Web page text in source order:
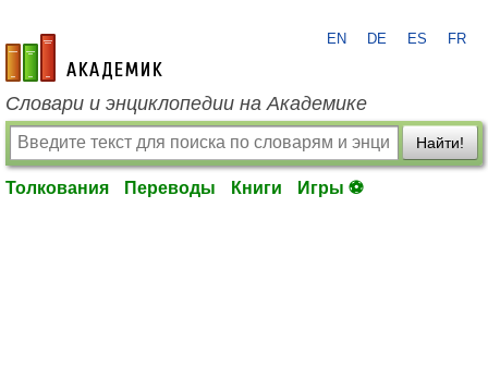
academic.ru
EN DE ES FR
Словари и энциклопедии на Академике
Найти!
Толкования Переводы Книги Игры ⚽